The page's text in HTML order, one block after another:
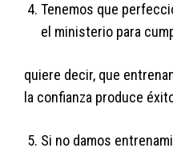
Tenemos que
el ministerio para
quiere decir, que
la confianza produce
Si no damos